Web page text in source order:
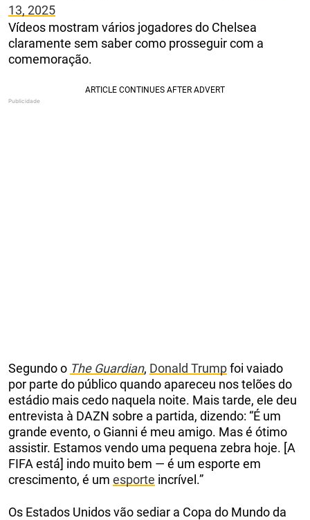
13, 2025
Vídeos mostram vários jogadores do Chelsea
claramente sem saber como prosseguir com a
comemoração.
Segundo o The Guardian, Donald Trumpfoi vaiado
por parte do público quando apareceu nos telões do
estádio mais cedo naquela noite. Mais tarde, ele deu
entrevista à DAZN sobre a partida, dizendo: “É um
grande evento, o Gianni é meu amigo. Mas é ótimo
assistir. Estamos vendo uma pequena zebra hoje. [A
FIFA está] indo muito bem — é um esporte em
crescimento, é um esporte incrível.”
Os Estados Unidos vão sediar a Copa do Mundo da